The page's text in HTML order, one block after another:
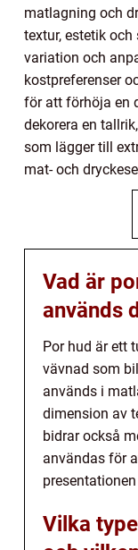
matlagning och
textur, estetik
variation och
kostpreferenser
för att förhöja en
dekorera en
som lägger till
mat- och
Vad är
används
Por hud är ett
vävnad som
används i
dimension av
bidrar också
användas för
Vilka